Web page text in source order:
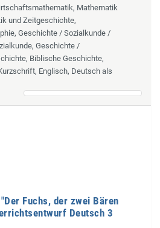
Mathematik
und Zeitgeschichte,
Geschichte / Sozialkunde /
Geschichte /
Biblische Geschichte,
Englisch, Deutsch als
Fuchs, der zwei Bären
Deutsch 3